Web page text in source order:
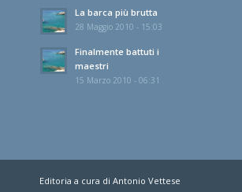
La barca più brutta
28 Maggio 2010 - 15:03
Finalmente battuti i
maestri
15 Marzo 2010 - 06:31
Editoria a cura di Antonio Vettese